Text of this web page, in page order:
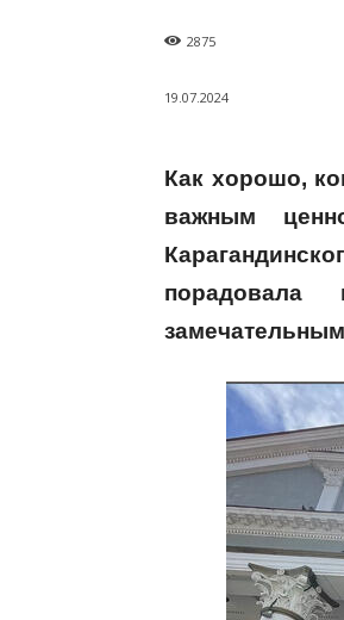
2875
19.07.2024
Как хорошо,
важным
порадовала